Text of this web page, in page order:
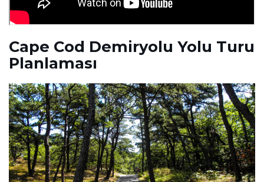
Cape Cod Demiryolu Yolu Turu
Planlaması